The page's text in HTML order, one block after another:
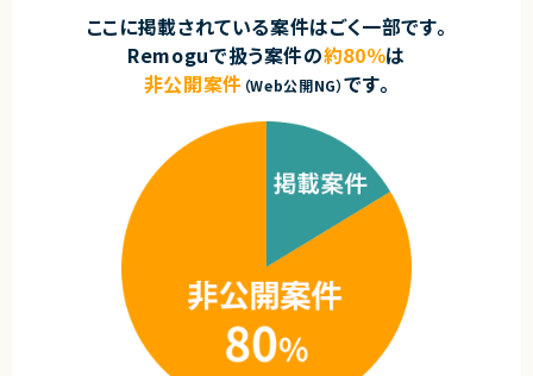
業務委託(準委任契約)
エージェントから
★フルリモートで参画いただける案件です
★営業力やファシリテーションなどで培った「場を回す力」が、そのまま仕事
の価値になります。
★人に教え、現場の課題に向き合うことで、自身のAIリテラシーも圧倒的な
スピードで向上します。
★「人を前提とした業務」から「AI前提の業務」へと変革していくことで、社会
に大きなインパクトを与える仕事です。
・改善（分析・ABテスト）
1.動画編集・制作の実務経験 3年以上（広告動画・サービス紹介動画等）
└事業会社側の経験があると望ましい
2.要件整理・情報設計・品質判断ができ、関係者間の認識合わせを自走でき
3.ブランドのトーン＆マナーを理解して制作・統制できる
4.CTR/CVRなどマーケ数値を意識した高速なABテスト・改善に対応できる
5.自身の制作環境が整っており、ガバナンス意識をもち当社セキュリティ基
準を満たす納品物を出せる
ここに掲載されている案件はごく一部です。
Remoguで扱う案件の約80％は
非公開案件 （Web公開NG）です。